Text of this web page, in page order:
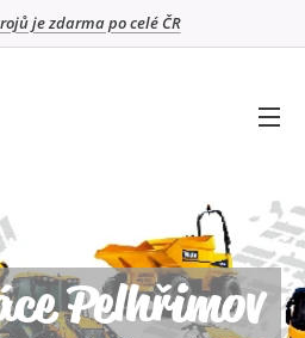
je zdarma po celé ČR
Pelhřimov